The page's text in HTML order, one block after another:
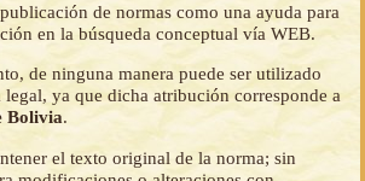
de normas como una ayuda para
en la búsqueda conceptual vía WEB.
de ninguna manera puede ser utilizado
ya que dicha atribución corresponde a
Bolivia.
el texto original de la norma; sin